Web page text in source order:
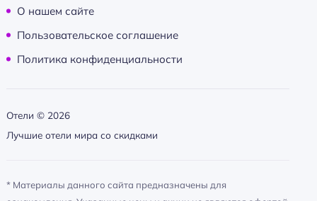
О нашем сайте
Пользовательское соглашение
Политика конфиденциальности
Отели © 2026
Лучшие отели мира со скидками
* Материалы данного сайта предназначены для